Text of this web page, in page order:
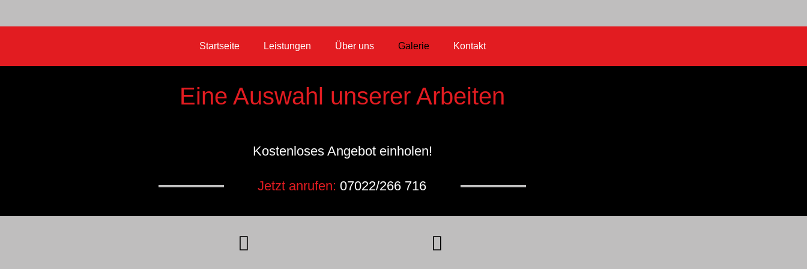
Startseite Leistungen Über uns Galerie Kontakt
Eine Auswahl unserer Arbeiten
Kostenloses Angebot einholen!
Jetzt anrufen: 07022/266 716